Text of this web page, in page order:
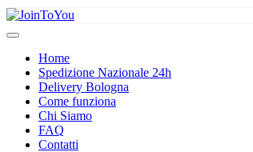
Home
Spedizione Nazionale 24h
Delivery Bologna
Come funziona
Chi Siamo
FAQ
Contatti